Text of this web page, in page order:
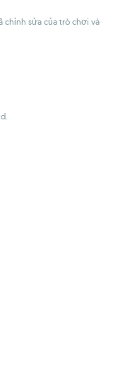
chỉnh sửa của trò chơi và